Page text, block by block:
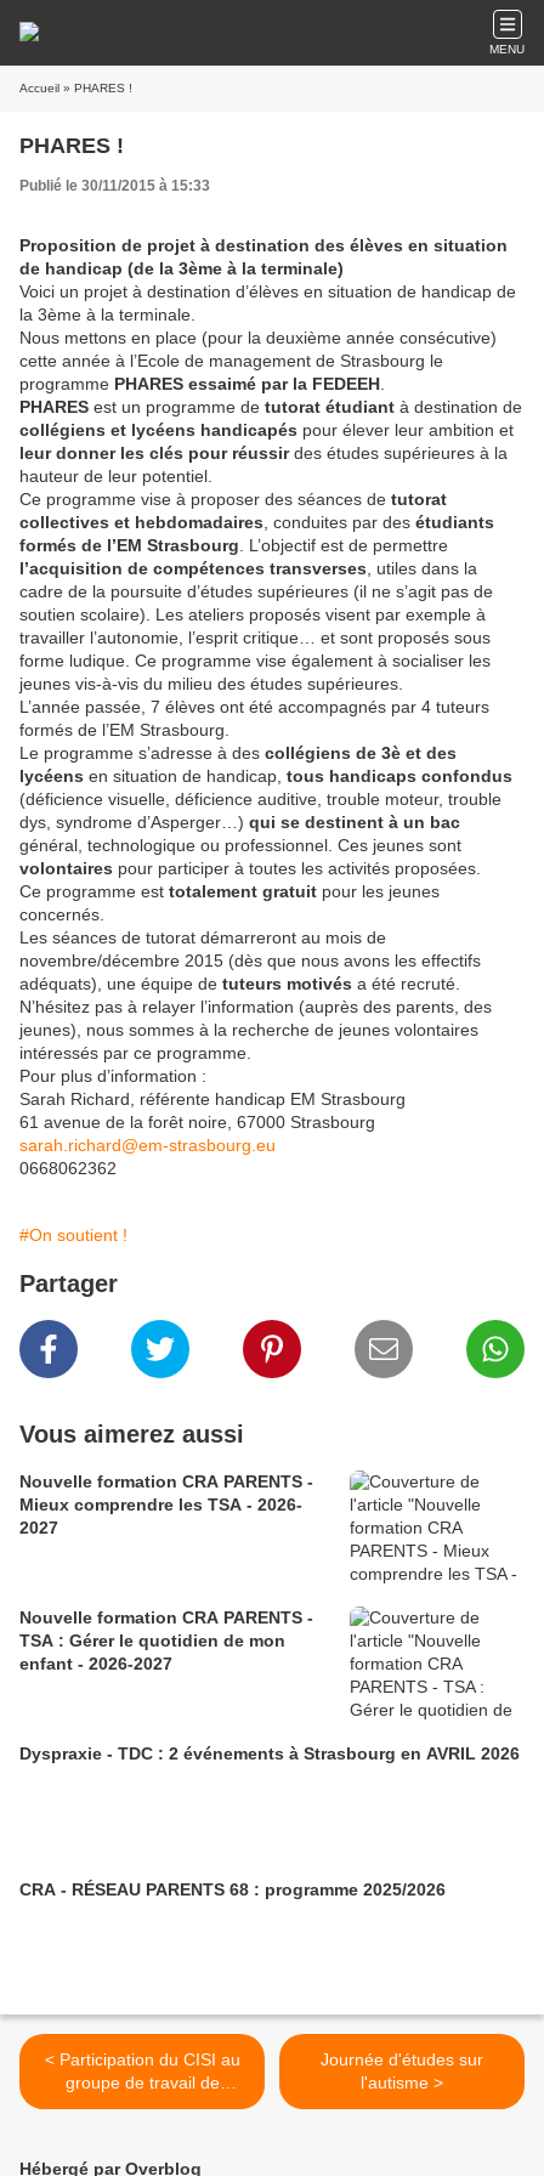
MENU
Accueil » PHARES !
PHARES !
Publié le 30/11/2015 à 15:33
Proposition de projet à destination des élèves en situation
de handicap (de la 3ème à la terminale)
Voici un projet à destination d’élèves en situation de handicap de
la 3ème à la terminale.
Nous mettons en place (pour la deuxième année consécutive)
cette année à l’Ecole de management de Strasbourg le
programme PHARES essaimé par la FEDEEH
PHARES est un programme de tutorat étudiant à destination de
collégiens et lycéens handicapés pour élever leur ambition et
leur donner les clés pour réussirdes études supérieures à la
hauteur de leur potentiel.
Ce programme vise à proposer des séances de tutorat
collectives et hebdomadaires , conduites par des étudiants
formés de l’EM Strasbourg . L’objectif est de permettre
l’acquisition de compétences transverses , utiles dans la
cadre de la poursuite d’études supérieures (il ne s’agit pas de
soutien scolaire). Les ateliers proposés visent par exemple à
travailler l’autonomie, l’esprit critique… et sont proposés sous
forme ludique. Ce programme vise également à socialiser les
jeunes vis-à-vis du milieu des études supérieures.
L’année passée, 7 élèves ont été accompagnés par 4 tuteurs
formés de l’EM Strasbourg.
Le programme s’adresse à des collégiens de 3è et des
lycéens en situation de handicap, tous handicaps confondus
(déficience visuelle, déficience auditive, trouble moteur, trouble
dys, syndrome d’Asperger…) qui se destinent à un bac
général, technologique ou professionnel. Ces jeunes sont
volontaires pour participer à toutes les activités proposées.
Ce programme est totalement gratuit pour les jeunes
concernés.
Les séances de tutorat démarreront au mois de
novembre/décembre 2015 (dès que nous avons les effectifs
adéquats), une équipe de tuteurs motivés a été recruté.
N’hésitez pas à relayer l’information (auprès des parents, des
jeunes), nous sommes à la recherche de jeunes volontaires
intéressés par ce programme.
Pour plus d’information :
Sarah Richard, référente handicap EM Strasbourg
61 avenue de la forêt noire, 67000 Strasbourg
sarah.richard@em-strasbourg.eu
0668062362
#On soutient !
Partager
Vous aimerez aussi
Nouvelle formation CRA PARENTS -
Mieux comprendre les TSA - 2026-
2027
Nouvelle formation CRA PARENTS -
TSA : Gérer le quotidien de mon
enfant - 2026-2027
Dyspraxie - TDC : 2 événements à Strasbourg en AVRIL 2026
CRA - RÉSEAU PARENTS 68 : programme 2025/2026
< Participation du CISI au
groupe de travail de
l'IENASH67
Journée d'études sur
l'autisme >
Hébergé par Overblog